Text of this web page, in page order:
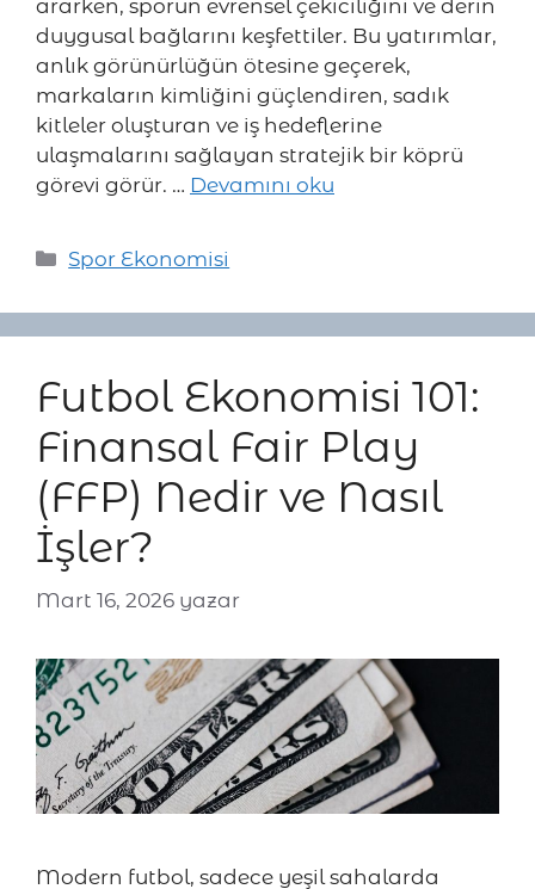
ararken, sporun evrensel çekiciliğini ve derin
duygusal bağlarını keşfettiler. Bu yatırımlar,
anlık görünürlüğün ötesine geçerek,
markaların kimliğini güçlendiren, sadık
kitleler oluşturan ve iş hedeflerine
ulaşmalarını sağlayan stratejik bir köprü
görevi görür. … Devamını oku
Kategoriler
Spor Ekonomisi
Futbol Ekonomisi 101:
Finansal Fair Play
(FFP) Nedir ve Nasıl
İşler?
Mart 16, 2026 yazar
Modern futbol, sadece yeşil sahalarda